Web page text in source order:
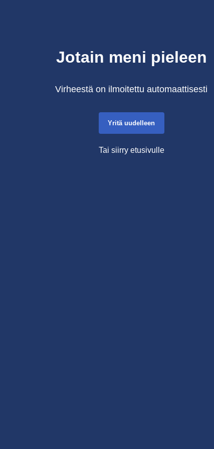
Jotain meni pieleen
Virheestä on ilmoitettu automaattisesti
Yritä uudelleen
Tai siirry etusivulle